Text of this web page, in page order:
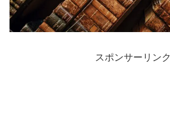
スポンサーリンク